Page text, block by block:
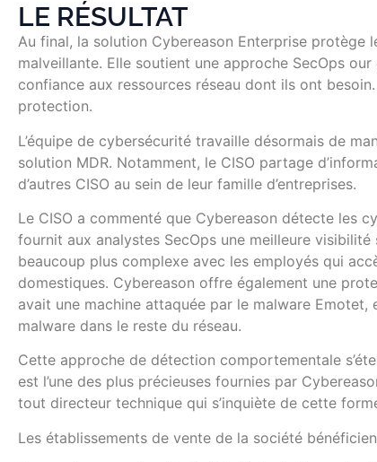
LE RÉSULTAT
Au final, la solution Cybereason Enterprise protège
malveillante. Elle soutient une approche SecOps
confiance aux ressources réseau dont ils ont
protection.
L’équipe de cybersécurité travaille désormais de
solution MDR. Notamment, le CISO partage
d’autres CISO au sein de leur famille d’entreprises.
Le CISO a commenté que Cybereason détecte les
fournit aux analystes SecOps une meilleure
beaucoup plus complexe avec les employés qui
domestiques. Cybereason offre également une
avait une machine attaquée par le malware
malware dans le reste du réseau.
Cette approche de détection comportementale
est l’une des plus précieuses fournies par
tout directeur technique qui s’inquiète de cette
Les établissements de vente de la société